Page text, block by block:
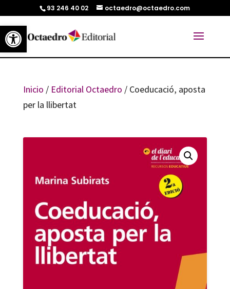
Abrir barra de herramientas
93 246 40 02 octaedro@octaedro.com
Inicio / Editorial Octaedro / Coeducació, aposta
per la llibertat